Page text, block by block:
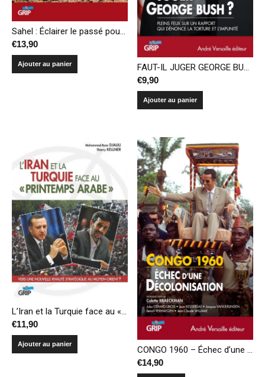
Sahel : Éclairer le passé pour mieux dessiner l’avenir
€13,90
Ajouter au panier FAUT-IL JUGER GEORGE BUSH ?- Pleins feux sur un rapport qui dénonce la torture et l’impunité
€9,90
Ajouter au panier
L’Iran et la Turquie face au «printemps arabe». Vers une nouvelle rivalité stratégique au Moyen-Orient ?
€11,90
Ajouter au panier
CONGO 1960 – Échec d’une décolonisation
€14,90